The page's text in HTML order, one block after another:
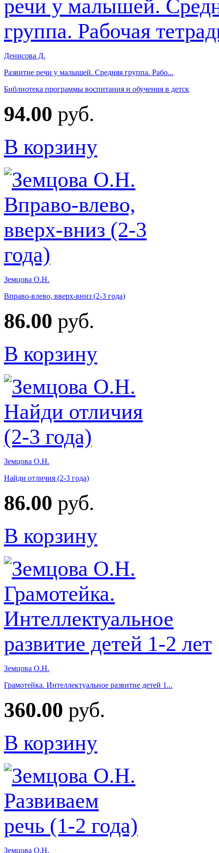
Денисова Д.
Развитие речи у малышей. Средняя группа. Рабо...
Библиотека программы воспитания и обучения в детск
94.00 руб.
В корзину
Земцова О.Н.
Вправо-влево, вверх-вниз (2-3 года)
86.00 руб.
В корзину
Земцова О.Н.
Найди отличия (2-3 года)
86.00 руб.
В корзину
Земцова О.Н.
Грамотейка. Интеллектуальное развитие детей 1...
360.00 руб.
В корзину
Земцова О.Н.